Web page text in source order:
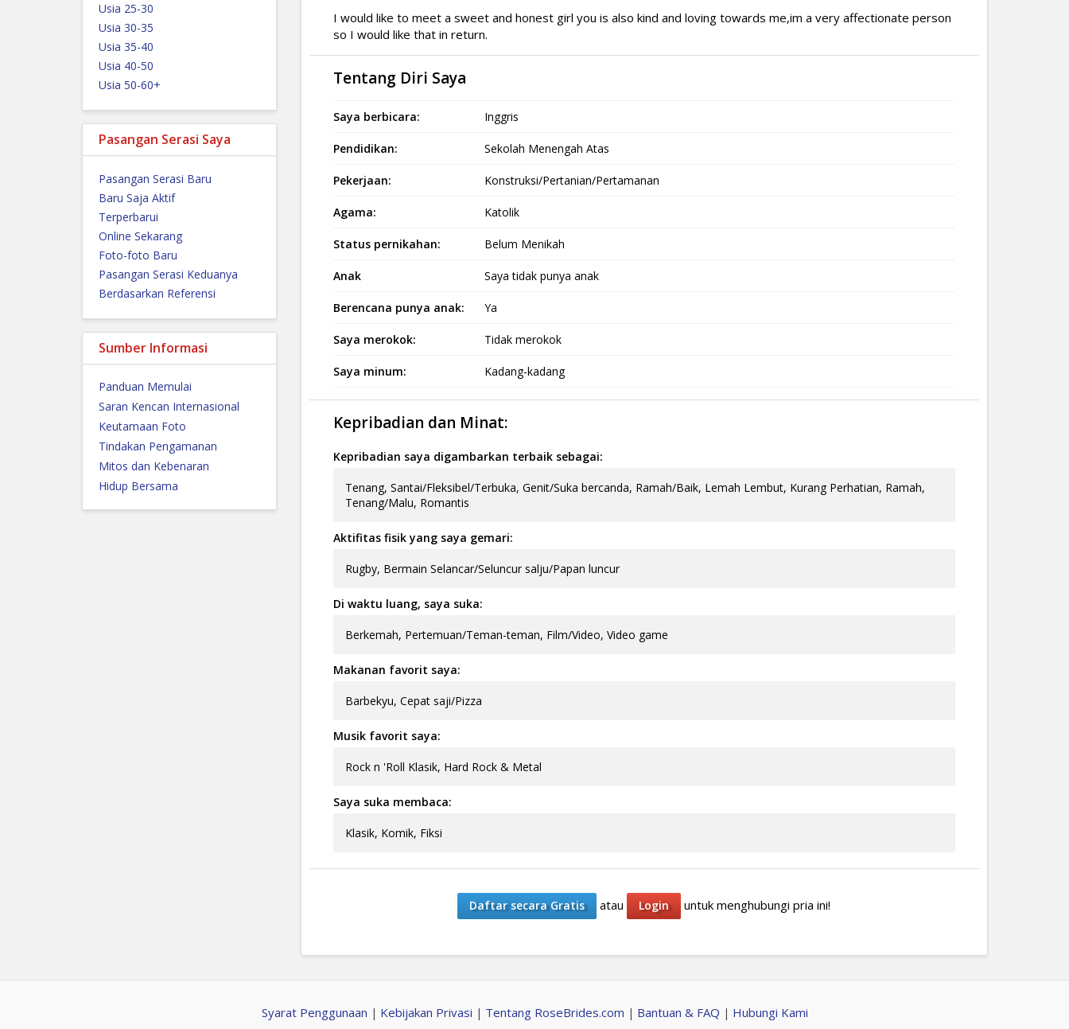
Usia 25-30
Usia 30-35
Usia 35-40
Usia 40-50
Usia 50-60+
Pasangan Serasi Saya
Pasangan Serasi Baru
Baru Saja Aktif
Terperbarui
Online Sekarang
Foto-foto Baru
Pasangan Serasi Keduanya
Berdasarkan Referensi
Sumber Informasi
Panduan Memulai
Saran Kencan Internasional
Keutamaan Foto
Tindakan Pengamanan
Mitos dan Kebenaran
Hidup Bersama
I would like to meet a sweet and honest girl you is also kind and loving towards me,im a very affectionate person
so I would like that in return.
Tentang Diri Saya
Saya berbicara: Inggris
Pendidikan: Sekolah Menengah Atas
Pekerjaan: Konstruksi/Pertanian/Pertamanan
Agama: Katolik
Status pernikahan: Belum Menikah
Anak Saya tidak punya anak
Berencana punya anak: Ya
Saya merokok: Tidak merokok
Saya minum: Kadang-kadang
Kepribadian dan Minat:
Kepribadian saya digambarkan terbaik sebagai:
Tenang, Santai/Fleksibel/Terbuka, Genit/Suka bercanda, Ramah/Baik, Lemah Lembut, Kurang Perhatian, Ramah,
Tenang/Malu, Romantis
Aktifitas fisik yang saya gemari:
Rugby, Bermain Selancar/Seluncur salju/Papan luncur
Di waktu luang, saya suka:
Berkemah, Pertemuan/Teman-teman, Film/Video, Video game
Makanan favorit saya:
Barbekyu, Cepat saji/Pizza
Musik favorit saya:
Rock n 'Roll Klasik, Hard Rock & Metal
Saya suka membaca:
Klasik, Komik, Fiksi
Daftar secara Gratis atau Login untuk menghubungi pria ini!
Syarat Penggunaan | Kebijakan Privasi | Tentang RoseBrides.com | Bantuan & FAQ | Hubungi Kami